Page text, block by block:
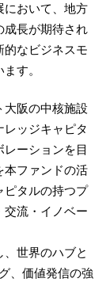
において、地方
成長が期待され
的なビジネスモ
す。
大阪の中核施設
レッジキャピタ
ーションを目
本ファンドの活
ピタルの持つプ
交流・イノベー
世界のハブと
、価値発信の強